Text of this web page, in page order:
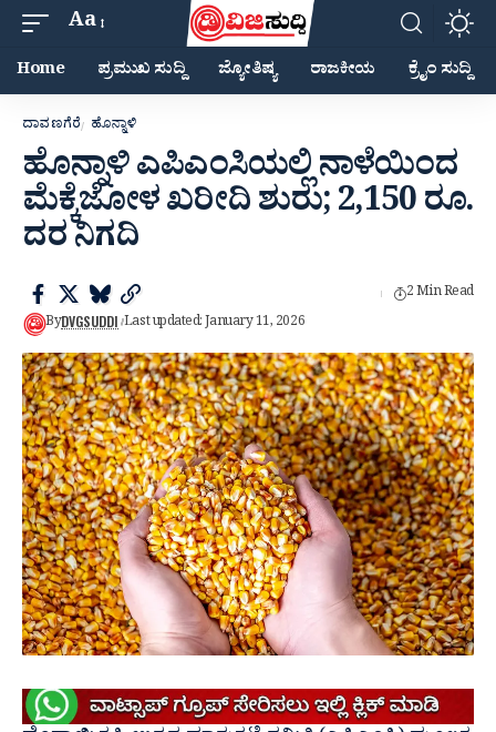
Aa
Home ಪ್ರಮುಖ ಸುದ್ದಿ ಜ್ಯೋತಿಷ್ಯ ರಾಜಕೀಯ ಕ್ರೈಂ ಸುದ್ದಿ
ದಾವಣಗೆರೆ ಹೊನ್ನಾಳಿ
ಹೊನ್ನಾಳಿ ಎಪಿಎಂಸಿಯಲ್ಲಿ ನಾಳೆಯಿಂದ
ಮೆಕ್ಕೆಜೋಳ ಖರೀದಿ ಶುರು; 2,150 ರೂ.
ದರ ನಿಗದಿ
ByDVGSUDDI Last updated: January 11, 2026
2 Min Read